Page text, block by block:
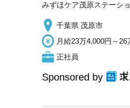
みずほケア茂原ステーシ
千葉県 茂原市
月給23万4,000円～26
正社員
Sponsored by